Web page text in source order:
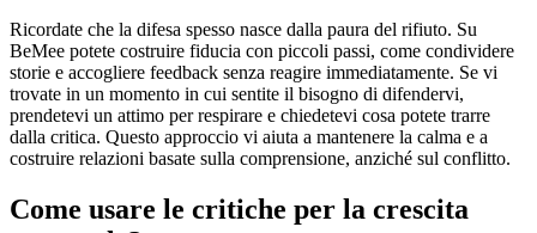
Ricordate che la difesa spesso nasce dalla paura del rifiuto. Su
BeMee potete costruire fiducia con piccoli passi, come condividere
storie e accogliere feedback senza reagire immediatamente. Se vi
trovate in un momento in cui sentite il bisogno di difendervi,
prendetevi un attimo per respirare e chiedetevi cosa potete trarre
dalla critica. Questo approccio vi aiuta a mantenere la calma e a
costruire relazioni basate sulla comprensione, anziché sul conflitto.
Come usare le critiche per la crescita